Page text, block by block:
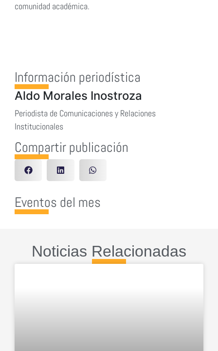
comunidad académica.
Información periodística
Aldo Morales Inostroza
Periodista de Comunicaciones y Relaciones
Institucionales
Compartir publicación
Eventos del mes
Noticias Relacionadas